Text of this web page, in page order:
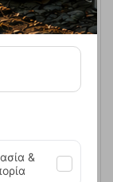
Salomon
119,00
&